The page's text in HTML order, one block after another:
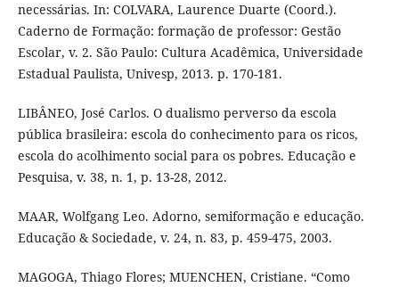
necessárias. In: COLVARA, Laurence Duarte (Coord.).
Caderno de Formação: formação de professor: Gestão
Escolar, v. 2. São Paulo: Cultura Acadêmica, Universidade
Estadual Paulista, Univesp, 2013. p. 170-181.
LIBÂNEO, José Carlos. O dualismo perverso da escola
pública brasileira: escola do conhecimento para os ricos,
escola do acolhimento social para os pobres. Educação e
Pesquisa, v. 38, n. 1, p. 13-28, 2012.
MAAR, Wolfgang Leo. Adorno, semiformação e educação.
Educação & Sociedade, v. 24, n. 83, p. 459-475, 2003.
MAGOGA, Thiago Flores; MUENCHEN, Cristiane. “Como